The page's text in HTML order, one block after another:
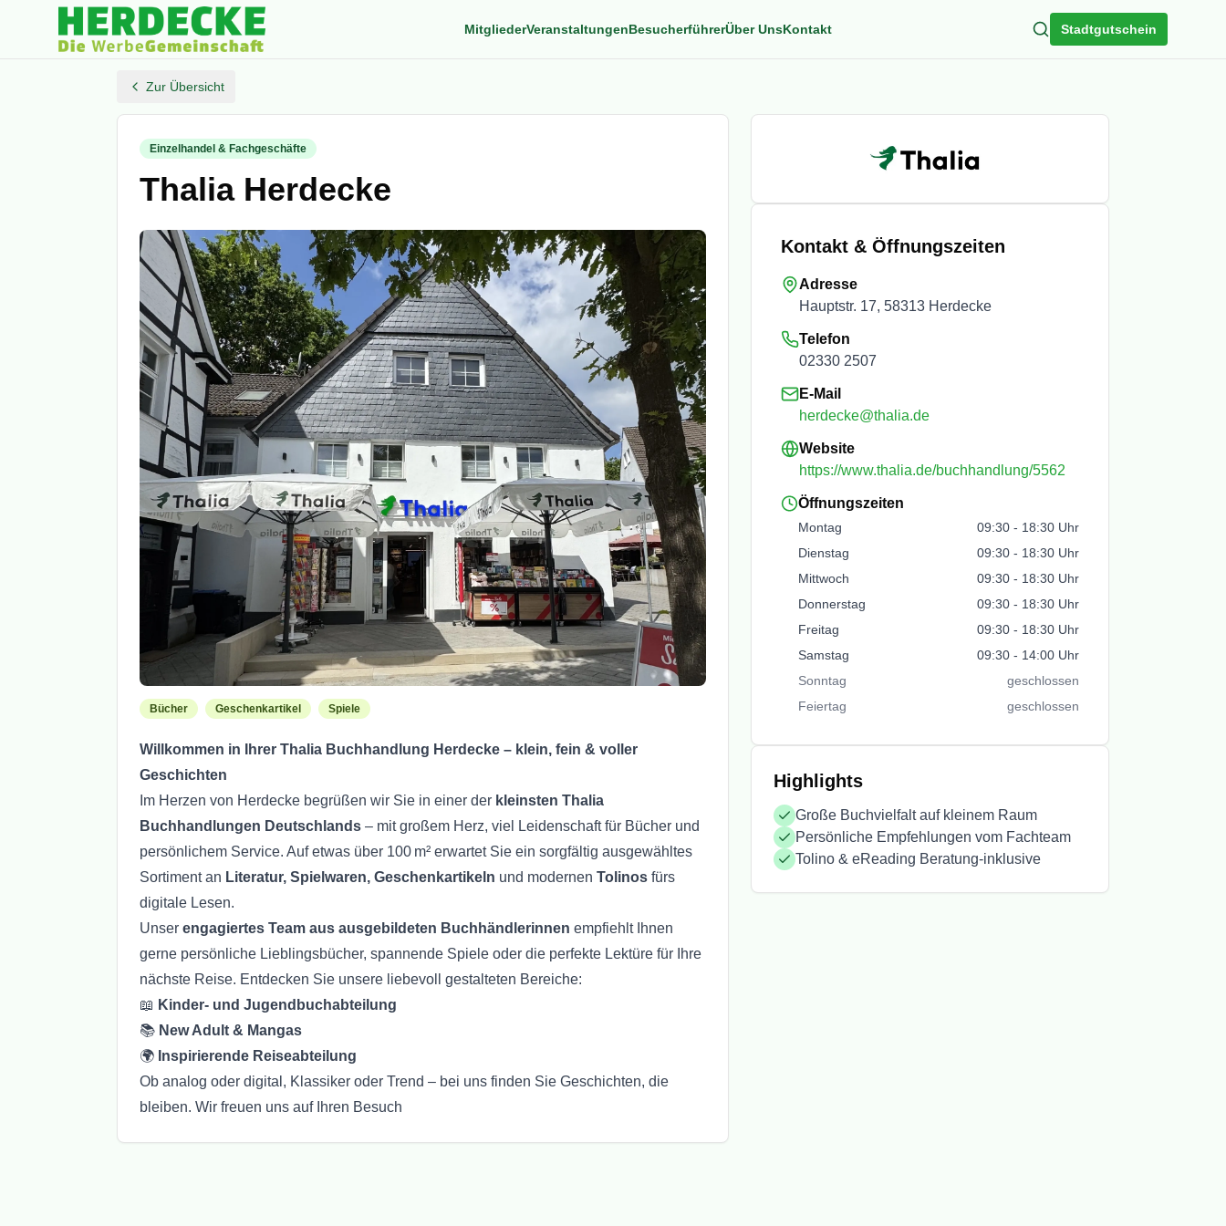
MitgliederVeranstaltungenBesucherführerÜber UnsKontakt SearchStadtgutschein
Zur Übersicht
Einzelhandel & Fachgeschäfte
Thalia Herdecke
Bücher Geschenkartikel Spiele
Willkommen in Ihrer Thalia Buchhandlung Herdecke – klein, fein & voller
Geschichten
Im Herzen von Herdecke begrüßen wir Sie in einer der kleinsten Thalia
Buchhandlungen Deutschlands – mit großem Herz, viel Leidenschaft für Bücher und
persönlichem Service. Auf etwas über 100 m² erwartet Sie ein sorgfältig ausgewähltes
Sortiment an Literatur, Spielwaren, Geschenkartikeln und modernen Tolinos fürs
digitale Lesen.
Unser engagiertes Team aus ausgebildeten Buchhändlerinnen empfiehlt Ihnen
gerne persönliche Lieblingsbücher, spannende Spiele oder die perfekte Lektüre für Ihre
nächste Reise. Entdecken Sie unsere liebevoll gestalteten Bereiche:
📖 Kinder- und Jugendbuchabteilung
📚 New Adult & Mangas
🌍 Inspirierende Reiseabteilung
Ob analog oder digital, Klassiker oder Trend – bei uns finden Sie Geschichten, die
bleiben. Wir freuen uns auf Ihren Besuch
Kontakt & Öffnungszeiten
Adresse
Hauptstr. 17, 58313 Herdecke
Telefon
02330 2507
E-Mail
herdecke@thalia.de
Website
https://www.thalia.de/buchhandlung/5562
Öffnungszeiten
Montag 09:30 - 18:30 Uhr
Dienstag
09:30 - 18:30 Uhr
Mittwoch
09:30 - 18:30 Uhr
Donnerstag
09:30 - 18:30 Uhr
Freitag
09:30 - 18:30 Uhr
Samstag
09:30 - 14:00 Uhr
Sonntag
geschlossen
Feiertag
geschlossen
Highlights
Große Buchvielfalt auf kleinem Raum
Persönliche Empfehlungen vom Fachteam
Tolino & eReading Beratung-inklusive